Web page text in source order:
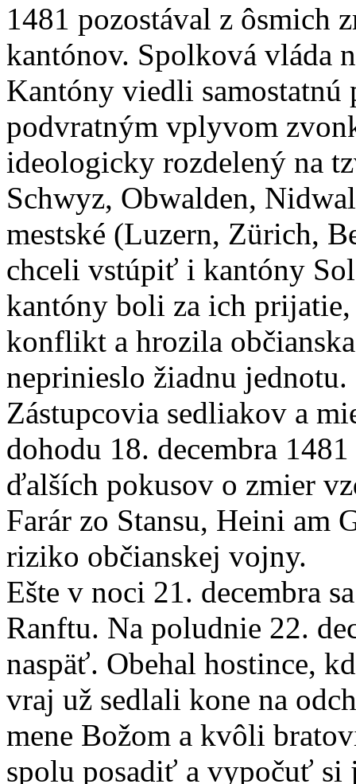
1481 pozostával z ôsmich
kantónov. Spolková vláda
Kantóny viedli
podvratným vplyvom
ideologicky rozdelený na
Schwyz, Obwalden,
mestské (Luzern, Zürich,
chceli vstúpiť i kantóny
kantóny boli za ich
konflikt a hrozila
neprinieslo žiadnu jednotu.
Zástupcovia sedliakov a
dohodu 18. decembra
ďalších pokusov o zmier
Farár zo Stansu, Heini am
riziko občianskej vojny.
Ešte v noci 21. decembra
Ranftu. Na poludnie 22.
naspäť. Obehal hostince,
vraj už sedlali kone na
mene Božom a kvôli
spolu posadiť a vypočuť si